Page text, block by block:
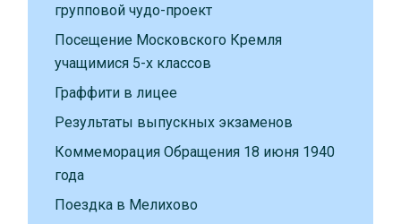
групповой чудо-проект
Посещение Московского Кремля
учащимися 5-х классов
Граффити в лицее
Результаты выпускных экзаменов
Коммеморация Обращения 18 июня 1940
года
Поездка в Мелихово